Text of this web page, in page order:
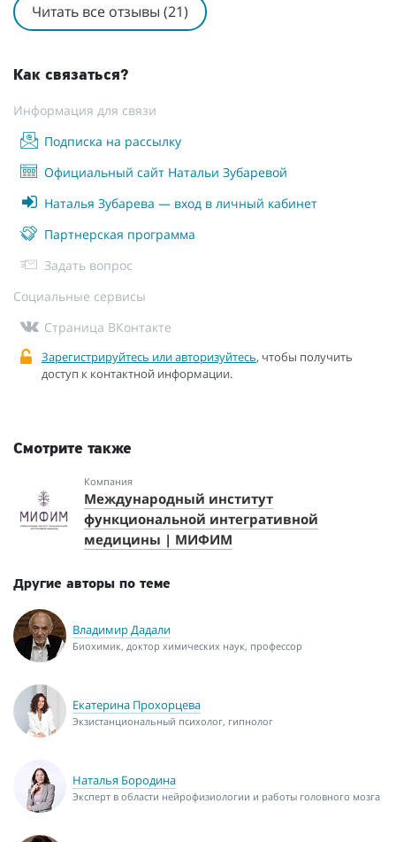
Читать все отзывы (21)
Как связаться?
Информация для связи
Подписка на рассылку
Официальный сайт Натальи Зубаревой
Наталья Зубарева — вход в личный кабинет
Партнерская программа
Задать вопрос
Социальные сервисы
Страница ВКонтакте
Зарегистрируйтесь или авторизуйтесь, чтобы получить
доступ к контактной информации.
Смотрите также
Компания
Международный институт
функциональной интегративной
медицины | МИФИМ
Другие авторы по теме
Владимир Дадали
Биохимик, доктор химических наук, профессор
Екатерина Прохорцева
Экзистанциональный психолог, гипнолог
Наталья Бородина
Эксперт в области нейрофизиологии и работы головного мозга